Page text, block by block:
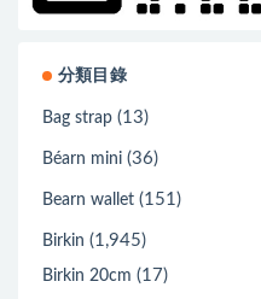
分類目錄
Bag strap (13)
Béarn mini (36)
Bearn wallet (151)
Birkin (1,945)
Birkin 20cm (17)